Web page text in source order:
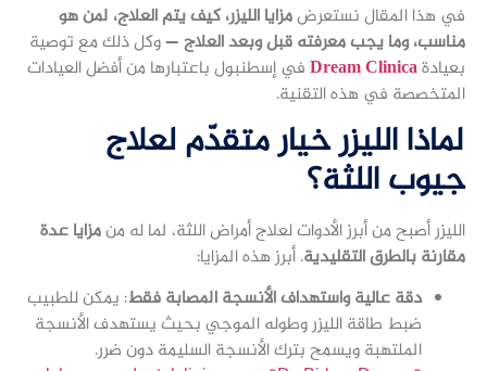
في هذا المقال نستعرضمزايا الليزر، كيف يتم العلاج، لمن هو
مناسب، وما يجب معرفته قبل وبعد العلاج— وكل ذلك مع توصية
بعيادة
في إسطنبول باعتبارها من أفضل العيادات
المتخصصة في هذه التقنية.
لماذا الليزر خيار متقدّم لعلاج
جيوب اللثة؟
الليزر أصبح من أبرز الأدوات لعلاج أمراض اللثة، لما له منمزايا عدة
مقارنة بالطرق التقليدية. أبرز هذه المزايا:
دقة عالية واستهداف الأنسجة المصابة فقط: يمكن للطبيب
ضبط طاقة الليزر وطوله الموجي بحيث يستهدف الأنسجة
الملتهبة ويسمح بترك الأنسجة السليمة دون ضرر.